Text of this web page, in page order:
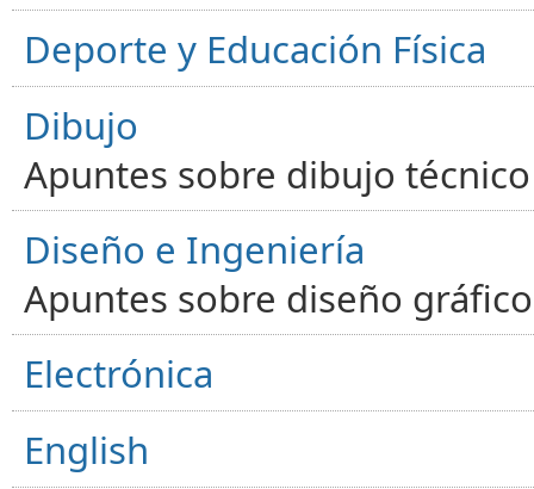
Deporte y Educación Física
Dibujo
Apuntes sobre dibujo
Diseño e Ingeniería
Apuntes sobre diseño
Electrónica
English